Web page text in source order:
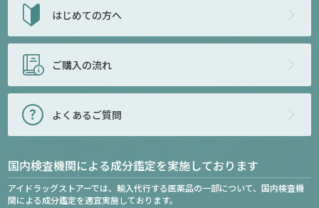
はじめての方へ
ご購入の流れ
よくあるご質問
国内検査機関による成分鑑定を実施しております
アイドラッグストアーでは、輸入代行する医薬品の一部について、国内検査機
関による成分鑑定を適宜実施しております。